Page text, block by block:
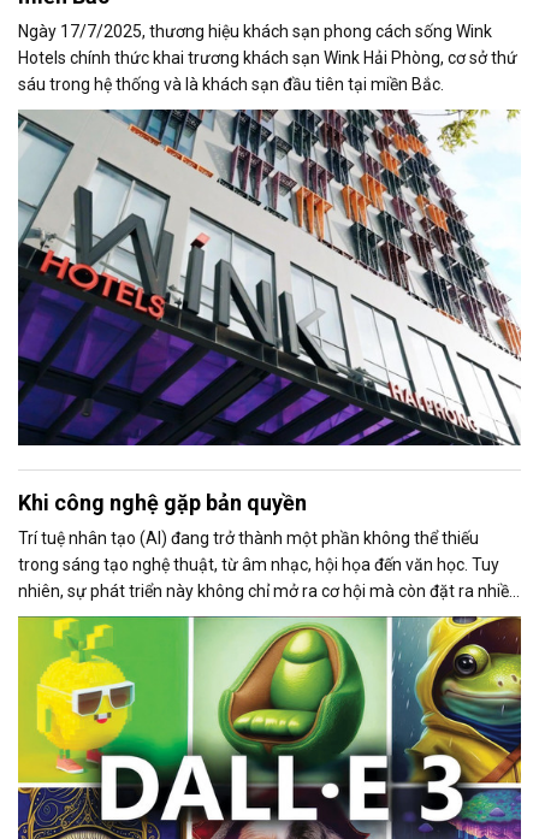
Ngày 17/7/2025, thương hiệu khách sạn phong cách sống Wink
Hotels chính thức khai trương khách sạn Wink Hải Phòng, cơ sở thứ
sáu trong hệ thống và là khách sạn đầu tiên tại miền Bắc.
Khi công nghệ gặp bản quyền
Trí tuệ nhân tạo (AI) đang trở thành một phần không thể thiếu
trong sáng tạo nghệ thuật, từ âm nhạc, hội họa đến văn học. Tuy
nhiên, sự phát triển này không chỉ mở ra cơ hội mà còn đặt ra nhiều
thách thức về bản quyền và đạo đức.